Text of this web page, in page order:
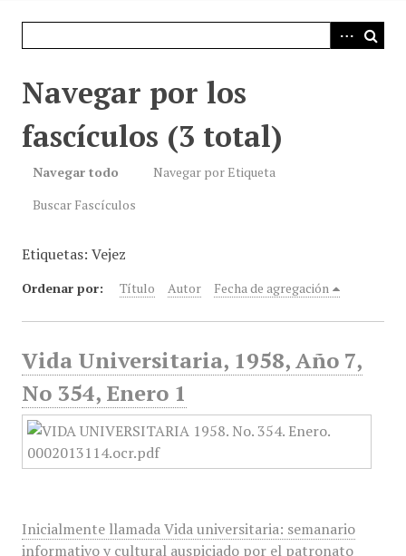
Navegar por los
fascículos (3 total)
Navegar todo
Navegar por Etiqueta
Buscar Fascículos
Etiquetas: Vejez
Ordenar por: Título Autor Fecha de agregación
Vida Universitaria, 1958, Año 7,
No 354, Enero 1
Inicialmente llamada Vida universitaria: semanario
informativo y cultural auspiciado por el patronato